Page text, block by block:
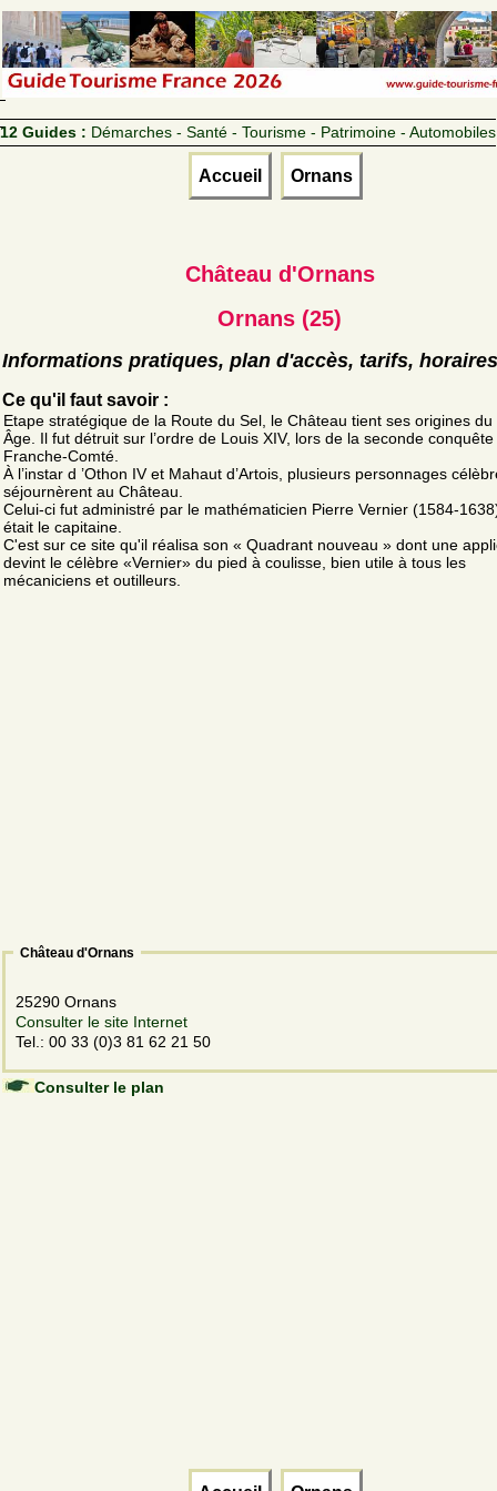
12 Guides : Démarches - Santé - Tourisme - Patrimoine - Automobiles
Accueil Ornans
Château d'Ornans
Ornans (25)
Informations pratiques, plan d'accès, tarifs, horaires
Ce qu'il faut savoir :
Etape stratégique de la Route du Sel, le Château tient ses origines
Âge. Il fut détruit sur l’ordre de Louis XIV, lors de la seconde
Franche-Comté.
À l’instar d ’Othon IV et Mahaut d’Artois, plusieurs personnages
séjournèrent au Château.
Celui-ci fut administré par le mathématicien Pierre Vernier (1584-
était le capitaine.
C'est sur ce site qu'il réalisa son « Quadrant nouveau » dont une
devint le célèbre «Vernier» du pied à coulisse, bien utile à tous les
mécaniciens et outilleurs.
Château d'Ornans
25290 Ornans
Consulter le site Internet
Tel.: 00 33 (0)3 81 62 21 50
Consulter le plan